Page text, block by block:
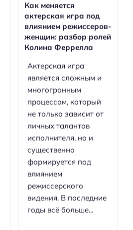
Как меняется
актерская игра под
влиянием режиссеров-
женщин: разбор ролей
Колина Феррелла
Актерская игра
является сложным и
многогранным
процессом, который
не только зависит от
личных талантов
исполнителя, но и
существенно
формируется под
влиянием
режиссерского
видения. В последние
годы всё больше...